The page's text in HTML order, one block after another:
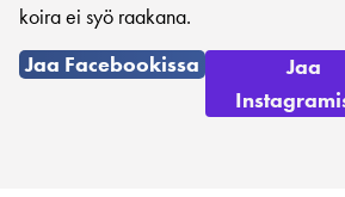
koira ei syö raakana.
Jaa Facebookissa
Jaa